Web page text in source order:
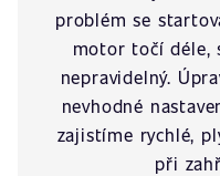
problém se
motor točí déle,
nepravidelný.
nevhodné
zajistíme rychlé,
při